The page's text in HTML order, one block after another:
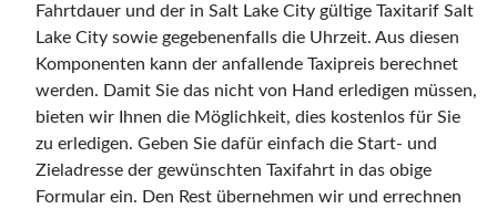
Fahrtdauer und der in Salt Lake City gültige Taxitarif Salt
Lake City sowie gegebenenfalls die Uhrzeit. Aus diesen
Komponenten kann der anfallende Taxipreis berechnet
werden. Damit Sie das nicht von Hand erledigen müssen,
bieten wir Ihnen die Möglichkeit, dies kostenlos für Sie
zu erledigen. Geben Sie dafür einfach die Start- und
Zieladresse der gewünschten Taxifahrt in das obige
Formular ein. Den Rest übernehmen wir und errechnen